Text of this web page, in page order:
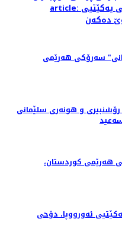
article: جێگری سەرۆکی هەرێم و بەرپرسی یەکێتیی
سەرۆکی هەرێمی
و هونەری سلێمانی
ھەرێمی کوردستان،
ئەورووپا، دۆخى